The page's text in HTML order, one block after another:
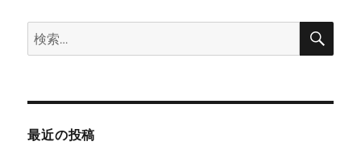
検
索:
検
最近の投稿